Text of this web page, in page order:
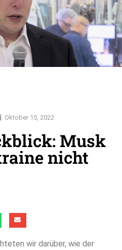
Oktober 15, 2022
Musk
nicht
wir darüber, wie der